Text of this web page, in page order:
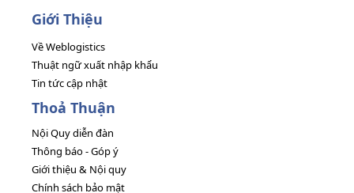
Giới Thiệu
Về Weblogistics
Thuật ngữ xuất nhập khẩu
Tin tức cập nhật
Thoả Thuận
Nội Quy diễn đàn
Thông báo - Góp ý
Giới thiệu & Nội quy
Chính sách bảo mật